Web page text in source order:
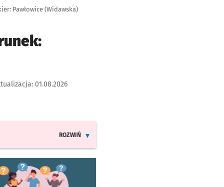
Pawłowice (Widawska)
01.08.2026
ROZWIŃ
się w nowej karcie